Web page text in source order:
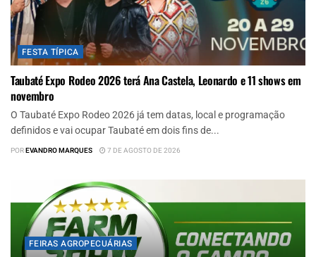
FESTA TÍPICA
Taubaté Expo Rodeo 2026 terá Ana Castela, Leonardo e 11 shows em
novembro
O Taubaté Expo Rodeo 2026 já tem datas, local e programação
definidos e vai ocupar Taubaté em dois fins de...
POREVANDRO MARQUES 7 DE AGOSTO DE 2026
FEIRAS AGROPECUÁRIAS